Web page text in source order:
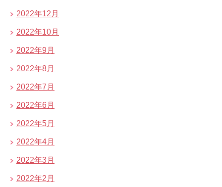
2022年12月
2022年10月
2022年9月
2022年8月
2022年7月
2022年6月
2022年5月
2022年4月
2022年3月
2022年2月